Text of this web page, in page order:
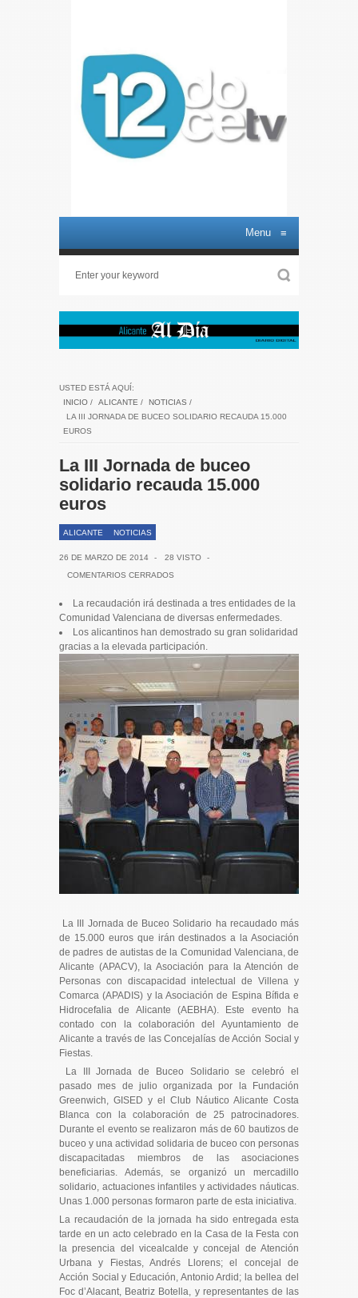
Menu ≡
USTED ESTÁ AQUÍ:
INICIO / ALICANTE / NOTICIAS /
LA III JORNADA DE BUCEO SOLIDARIO RECAUDA 15.000
EUROS
La III Jornada de buceo
solidario recauda 15.000
euros
ALICANTE NOTICIAS
26 DE MARZO DE 2014 - 28 VISTO
-
COMENTARIOS CERRADOS
La recaudación irá destinada a tres entidades de la
Comunidad Valenciana de diversas enfermedades.
Los alicantinos han demostrado su gran solidaridad
gracias a la elevada participación.
La III Jornada de Buceo Solidario ha recaudado más
de 15.000 euros que irán destinados a la Asociación
de padres de autistas de la Comunidad Valenciana, de
Alicante (APACV), la Asociación para la Atención de
Personas con discapacidad intelectual de Villena y
Comarca (APADIS) y la Asociación de Espina Bífida e
Hidrocefalia de Alicante (AEBHA). Este evento ha
contado con la colaboración del Ayuntamiento de
Alicante a través de las Concejalías de Acción Social y
Fiestas.
La III Jornada de Buceo Solidario se celebró el
pasado mes de julio organizada por la Fundación
Greenwich, GISED y el Club Náutico Alicante Costa
Blanca con la colaboración de 25 patrocinadores.
Durante el evento se realizaron más de 60 bautizos de
buceo y una actividad solidaria de buceo con personas
discapacitadas miembros de las asociaciones
beneficiarias. Además, se organizó un mercadillo
solidario, actuaciones infantiles y actividades náuticas.
Unas 1.000 personas formaron parte de esta iniciativa.
La recaudación de la jornada ha sido entregada esta
tarde en un acto celebrado en la Casa de la Festa con
la presencia del vicealcalde y concejal de Atención
Urbana y Fiestas, Andrés Llorens; el concejal de
Acción Social y Educación, Antonio Ardid; la bellea del
Foc d’Alacant, Beatriz Botella, y representantes de las